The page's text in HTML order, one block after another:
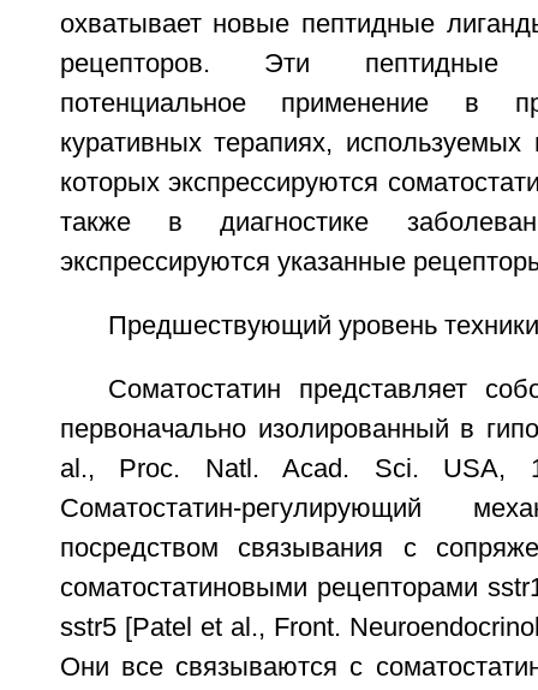
охватывает новые пептидные
рецепторов. Эти
потенциальное применение в
куративных терапиях, используемых
которых экспрессируются
также в диагностике
экспрессируются указанные
Предшествующий уровень техники
Соматостатин представляет
первоначально изолированный в
al., Proc. Natl. Acad. Sci. USA,
Соматостатин-регулирующий
посредством связывания с
соматостатиновыми рецепторами
sstr5 [Patel et al., Front.
Они все связываются с